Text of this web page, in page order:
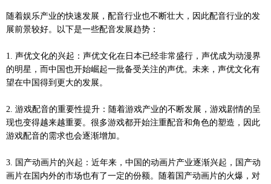
随着娱乐产业的快速发展，配音行业也不断壮大，因此配音行业的发
展前景较好。以下是一些配音发展趋势：
1. 声优文化的兴起：声优文化在日本已经非常盛行，声优成为动漫界
的明星，而中国也开始崛起一批备受关注的声优。未来，声优文化有
望在中国得到更大的发展。
2. 游戏配音的重要性提升：随着游戏产业的不断发展，游戏剧情的呈
现也变得越来越重要。很多游戏都开始注重配音和角色的塑造，因此
游戏配音的需求也会逐渐增加。
3. 国产动画片的兴起：近年来，中国的动画片产业逐渐兴起，国产动
画片在国内外的市场也有了一定的份额。随着国产动画片的火爆，对